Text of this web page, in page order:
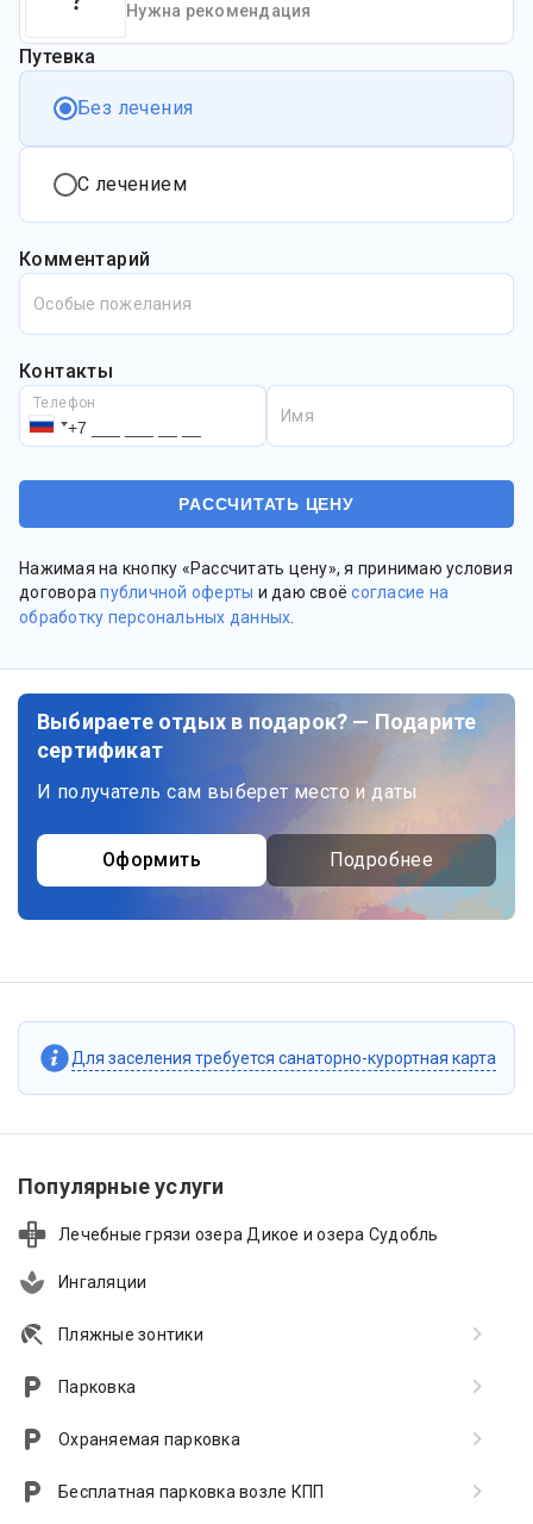
Нужна рекомендация
Путевка
Без лечения
С лечением
Комментарий
Особые пожелания
Контакты
Телефон
Имя
Нажимая на кнопку «Рассчитать цену», я принимаю условия
договорапубличной оферты и даю своёсогласие на
обработку персональных данных
Выбираете отдых в подарок? — Подарите
сертификат
И получатель сам выберет место и даты
Оформить Подробнее
Для заселения требуется санаторно-курортная карта
Популярные услуги
Лечебные грязи озера Дикое и озера Судобль
Ингаляции
Пляжные зонтики
Парковка
Охраняемая парковка
Бесплатная парковка возле КПП